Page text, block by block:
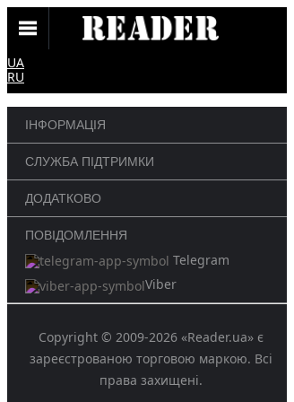
UA
RU
ІНФОРМАЦІЯ
СЛУЖБА ПІДТРИМКИ
ДОДАТКОВО
ПОВІДОМЛЕННЯ
Telegram
Viber
Copyright © 2009-2026 «Reader.ua» є
зареєстрованою торговою маркою. Всі
права захищені.